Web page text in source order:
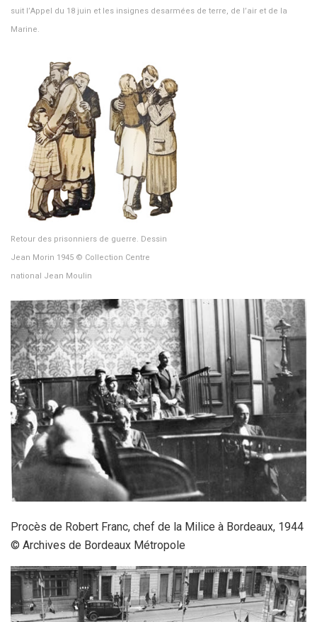
suit l’Appel du 18 juin et les insignes desarmées de terre, de l’air et de la
Marine.
Retour des prisonniers de guerre. Dessin
Jean Morin 1945 © Collection Centre
national Jean Moulin
Procès de Robert Franc, chef de la Milice à Bordeaux, 1944
© Archives de Bordeaux Métropole